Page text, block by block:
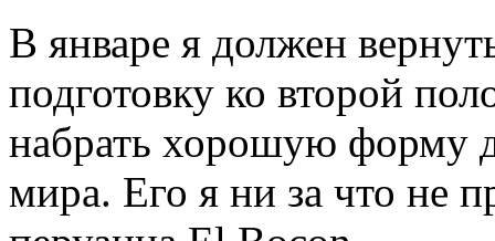
В январе я должен
подготовку ко второй
набрать хорошую форму
мира. Его я ни за что не